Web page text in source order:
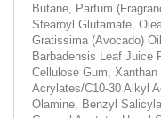
Butane, Parfum
Stearoyl Glutamate,
Gratissima (Avocado)
Barbadensis Leaf Juice
Cellulose Gum,
Acrylates/C10-30 Alkyl
Olamine, Benzyl